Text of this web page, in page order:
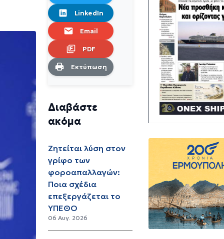
LinkedIn
Email
PDF
Εκτύπωση
Διαβάστε
ακόμα
Ζητείται λύση στον
γρίφο των
φοροαπαλλαγών:
Ποια σχέδια
επεξεργάζεται το
ΥΠΕΘΟ
06 Αυγ. 2026